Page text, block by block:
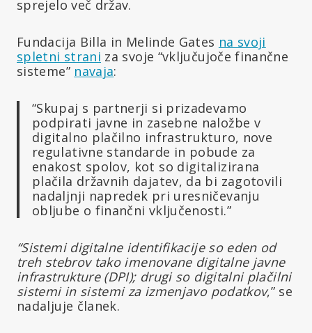
sprejelo več držav.
Fundacija Billa in Melinde Gates na svoji
spletni strani za svoje “vključujoče finančne
sisteme” navaja:
“Skupaj s partnerji si prizadevamo
podpirati javne in zasebne naložbe v
digitalno plačilno infrastrukturo, nove
regulativne standarde in pobude za
enakost spolov, kot so digitalizirana
plačila državnih dajatev, da bi zagotovili
nadaljnji napredek pri uresničevanju
obljube o finančni vključenosti.”
“Sistemi digitalne identifikacije so eden od
treh stebrov tako imenovane digitalne javne
infrastrukture (DPI); drugi so digitalni plačilni
sistemi in sistemi za izmenjavo podatkov,” se
nadaljuje članek.